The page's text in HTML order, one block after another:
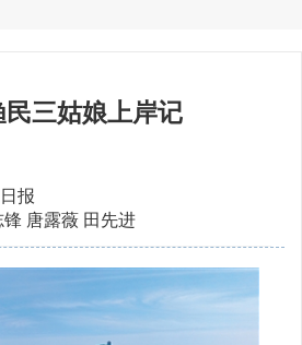
民三姑娘上岸记
报
唐露薇 田先进